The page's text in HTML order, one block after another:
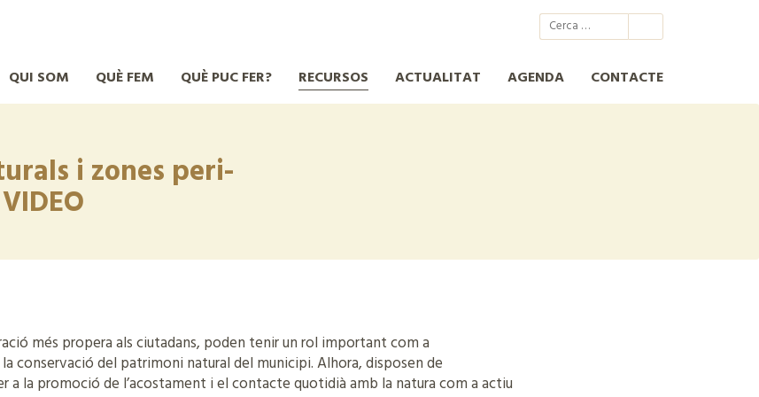
Xarxa per a la Conservació de la Natura
QUI SOM QUÈ FEM QUÈ PUC FER? RECURSOS ACTUALITAT AGENDA CONTACTE
i zones peri-
més propera als ciutadans, poden tenir un rol important com a
conservació del patrimoni natural del municipi. Alhora, disposen de
a la promoció de l’acostament i el contacte quotidià amb la natura com a actiu